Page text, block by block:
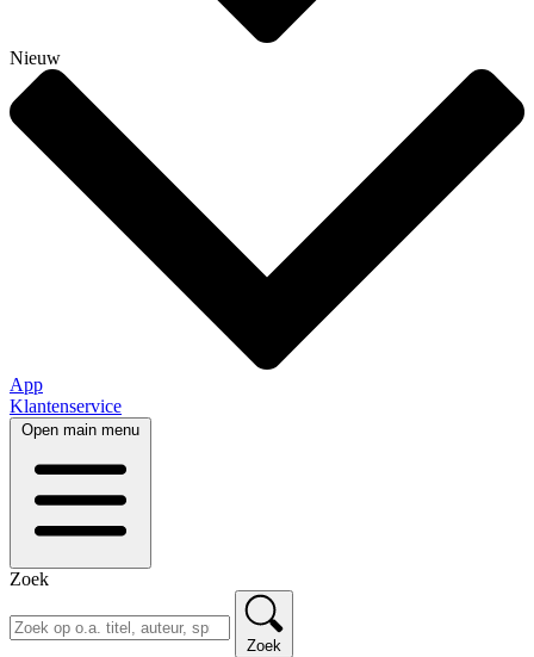
Nieuw
App
Klantenservice
Open main menu
Zoek
Zoek